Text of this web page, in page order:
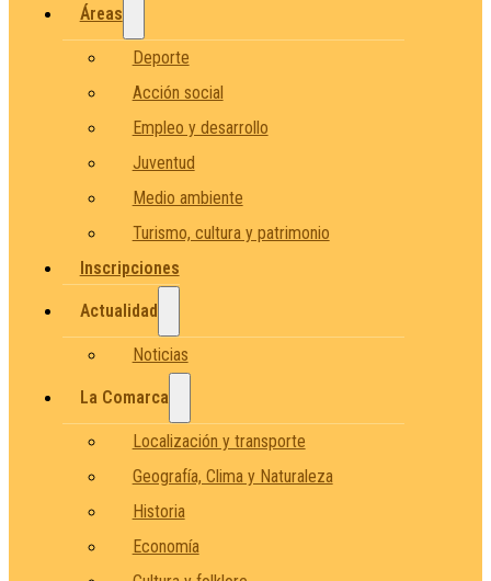
Áreas
Deporte
Acción social
Empleo y desarrollo
Juventud
Medio ambiente
Turismo, cultura y patrimonio
Inscripciones
Actualidad
Noticias
La Comarca
Localización y transporte
Geografía, Clima y Naturaleza
Historia
Economía